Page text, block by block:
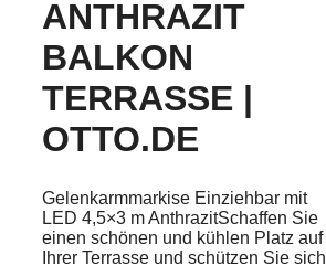
ANTHRAZIT
BALKON
TERRASSE |
OTTO.DE
Gelenkarmmarkise Einziehbar mit
LED 4,5×3 m AnthrazitSchaffen Sie
einen schönen und kühlen Platz auf
Ihrer Terrasse und schützen Sie sich